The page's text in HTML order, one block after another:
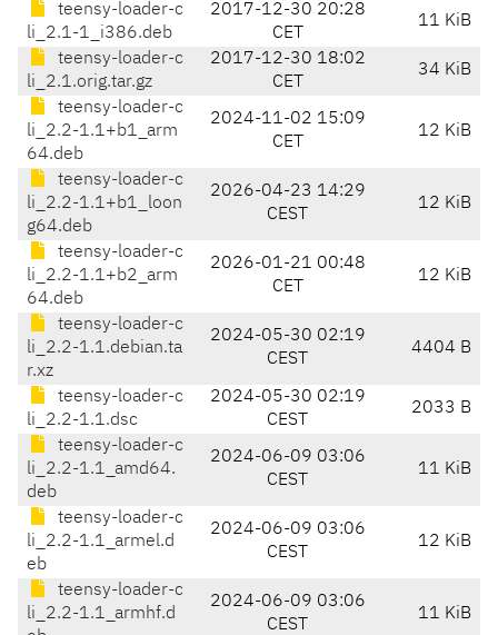
teensy-loader-c
li_2.1-1_i386.deb
2017-12-30 20:28
CET
11 KiB
teensy-loader-c
li_2.1.orig.tar.gz
2017-12-30 18:02
CET
34 KiB
teensy-loader-c
li_2.2-1.1+b1_arm
64.deb
2024-11-02 15:09
CET
12 KiB
teensy-loader-c
li_2.2-1.1+b1_loon
g64.deb
2026-04-23 14:29
CEST
12 KiB
teensy-loader-c
li_2.2-1.1+b2_arm
64.deb
2026-01-21 00:48
CET
12 KiB
teensy-loader-c
li_2.2-1.1.debian.ta
r.xz
2024-05-30 02:19
CEST
4404 B
teensy-loader-c
li_2.2-1.1.dsc
2024-05-30 02:19
CEST
2033 B
teensy-loader-c
li_2.2-1.1_amd64.
deb
2024-06-09 03:06
CEST
11 KiB
teensy-loader-c
li_2.2-1.1_armel.d
eb
2024-06-09 03:06
CEST
12 KiB
teensy-loader-c
li_2.2-1.1_armhf.d
2024-06-09 03:06
CEST
11 KiB